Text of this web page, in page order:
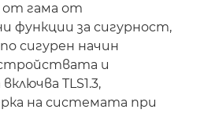
от гама от
функции за сигурност,
сигурен начин
и
TLS1.3,
на системата при